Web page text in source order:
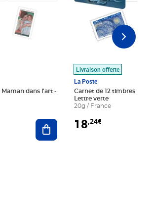
Maman dans l'art -
Ajouter au panier
Livraison offerte
La Poste
Carnet de 12 timbres - Le
Lettre verte
20g / France
18,24€